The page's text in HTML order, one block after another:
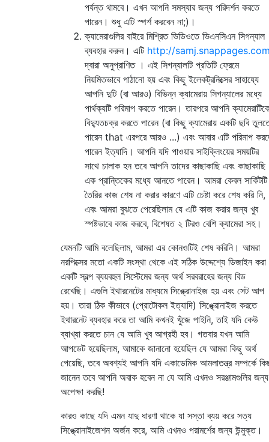
পর্যন্ত থামবে। এখন আপনি সমস্যার জন্য পরিদর্শন করতে
পারেন। শুধু এটি স্পর্শ করবেন না;)।
ক্যামেরাগুলির বাইরে মিশ্রিত ভিডিওতে ভিএনসিএন সিগন্যাল
ব্যবহার করুন। এটি http://
দ্বারা অনুপ্রাণিত । এই সিগন্যালটি প্রতিটি ফ্রেমে
নিয়মিতভাবে পাঠানো হয় এবং কিছু ইলেকট্রনিক্সের সাহায্যে
আপনি দুটি (বা আরও) বিভিন্ন ক্যামেরায় সিগন্যালের মধ্যে
পার্থক্যটি পরিমাপ করতে পারেন। তারপরে আপনি
বিদ্যুতচক্র করতে পারেন (বা কিছু ক্যামেরায় একটি ছবি
পারেন that এরপরে আরও ...) এবং আবার এটি পরিমাপ
পারেন ইত্যাদি। আপনি যদি পাওয়ার সাইক্লিংয়ের সময়টির
সাথে চালাক হন তবে আপনি তাদের কাছাকাছি এবং কাছাকাছি
এক প্রান্তিকের মধ্যে আনতে পারেন। আমরা কেবল সার্কিটটি
তৈরির কাজ শেষ না করার কারণে এটি চেষ্টা করে শেষ করি নি,
এবং আমরা বুঝতে পেরেছিলাম যে এটি কাজ করার জন্য খুব
স্পষ্টভাবে কাজ করবে, বিশেষত ২ টিরও বেশি ক্যামেরা সহ।
যেমনটি আমি বলেছিলাম, আমরা এর কোনওটিই শেষ করিনি। আমরা
নরপিক্সের মতো একটি সংস্থা থেকে এই সঠিক উদ্দেশ্যে ডিজাইন করা
একটি স্বল্প ব্যয়বহুল সিস্টেমের জন্য অর্থ সরবরাহের জন্য বিড
রেখেছি। এগুলি ইথারনেটের মাধ্যমে সিঙ্ক্রোনাইজ হয় এবং সেট আপ
হয়। তারা ঠিক কীভাবে (প্রোটোকল ইত্যাদি) সিঙ্ক্রোনাইজ করতে
ইথারনেট ব্যবহার করে তা আমি কখনই খুঁজে পাইনি, তাই যদি কেউ
ব্যাখ্যা করতে চান যে আমি খুব আগ্রহী হব। গতবার যখন আমি
আপডেট হয়েছিলাম, আমাকে জানানো হয়েছিল যে আমরা কিছু অর্থ
পেয়েছি, তবে অবশ্যই আপনি যদি একাডেমিক আমলাতন্ত্র সম্পর্কে
জানেন তবে আপনি অবাক হবেন না যে আমি এখনও সরঞ্জামগুলির জন্য
অপেক্ষা করছি!
কারও কাছে যদি এমন যাদু ধারণা থাকে যা সস্তা ব্যয় করে সত্য
সিঙ্ক্রোনাইজেশন অর্জন করে, আমি এখনও পরামর্শের জন্য উন্মুক্ত।